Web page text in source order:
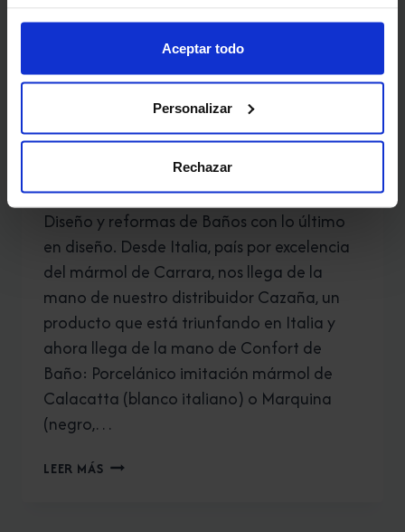
Aceptar todo
Personalizar
Rechazar
Apuesta por saneamientos en
porcelánico imitación mármol
Calacatta (blanco Italiano) y
Marquina (negro Italiano).
Diseño y reformas de Baños con lo último
en diseño. Desde Italia, país por excelencia
del mármol de Carrara, nos llega de la
mano de nuestro distribuidor Cazaña, un
producto que está triunfando en Italia y
ahora llega de la mano de Confort de
Baño: Porcelánico imitación mármol de
Calacatta (blanco italiano) o Marquina
(negro,…
LEER MÁS REFORMAR